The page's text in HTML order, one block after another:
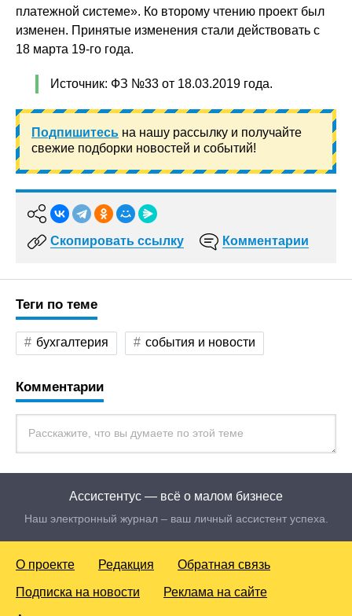
платежной системе». Ко второму чтению проект был
изменен. Принятые изменения стали действовать с
18 марта 19-го года.
Источник: ФЗ №33 от 18.03.2019 года.
Подпишитесь на нашу рассылку и получайте
свежие подборки новостей и событий!
Скопировать ссылку Комментарии
Теги по теме
бухгалтерия события и новости
Комментарии
Ассистентус — всё о малом бизнесе
Наш электронный журнал – ваш личный ассистент успеха.
О проекте Редакция Обратная связь
Подписка на новости Реклама на сайте